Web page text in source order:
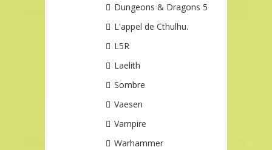
Dungeons & Dragons 5
L'appel de Cthulhu.
L5R
Laelith
Sombre
Vaesen
Vampire
Warhammer